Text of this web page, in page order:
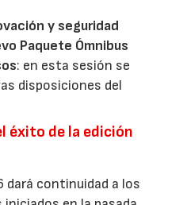
y seguridad
Paquete Ómnibus
: en esta sesión se
disposiciones del
éxito de la edición
dará continuidad a los